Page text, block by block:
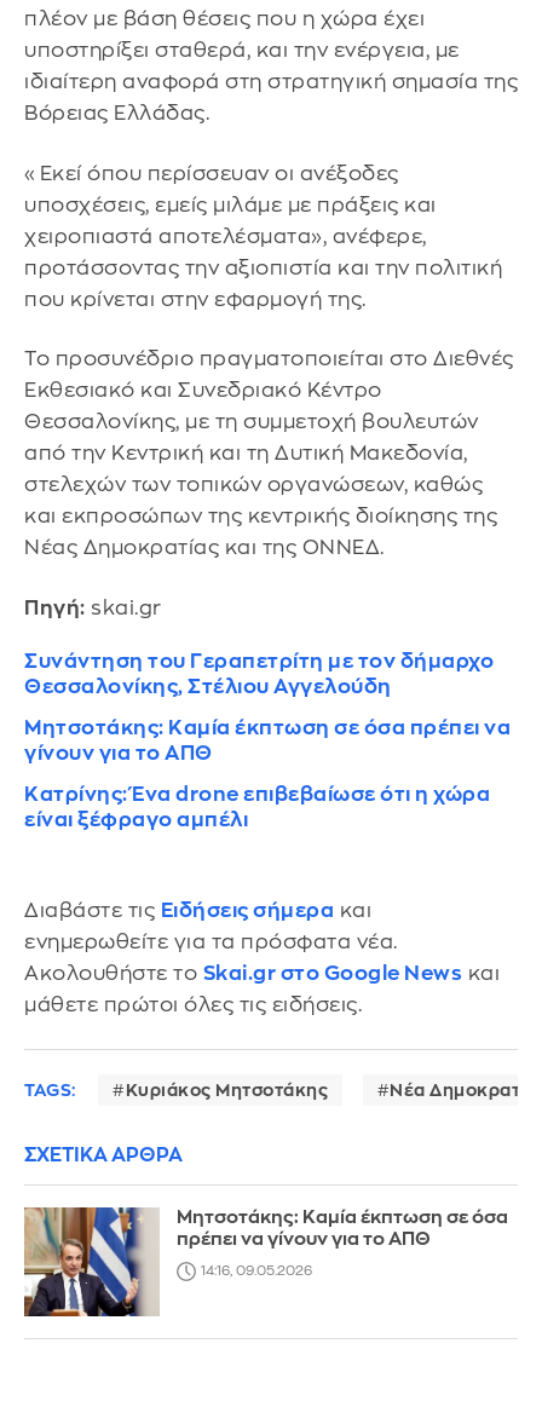
πλέον με βάση θέσεις που η χώρα έχει
υποστηρίξει σταθερά, και την ενέργεια, με
ιδιαίτερη αναφορά στη στρατηγική σημασία της
Βόρειας Ελλάδας.
«Εκεί όπου περίσσευαν οι ανέξοδες
υποσχέσεις, εμείς μιλάμε με πράξεις και
χειροπιαστά αποτελέσματα», ανέφερε,
προτάσσοντας την αξιοπιστία και την πολιτική
που κρίνεται στην εφαρμογή της.
Το προσυνέδριο πραγματοποιείται στο Διεθνές
Εκθεσιακό και Συνεδριακό Κέντρο
Θεσσαλονίκης, με τη συμμετοχή βουλευτών
από την Κεντρική και τη Δυτική Μακεδονία,
στελεχών των τοπικών οργανώσεων, καθώς
και εκπροσώπων της κεντρικής διοίκησης της
Νέας Δημοκρατίας και της ΟΝΝΕΔ.
Πηγή: skai.gr
Συνάντηση του Γεραπετρίτη με τον δήμαρχο
Θεσσαλονίκης, Στέλιου Αγγελούδη
Μητσοτάκης: Καμία έκπτωση σε όσα πρέπει να
γίνουν για το ΑΠΘ
Κατρίνης: Ένα drone επιβεβαίωσε ότι η χώρα
είναι ξέφραγο αμπέλι
Διαβάστε τις Ειδήσεις σήμερα και
ενημερωθείτε για τα πρόσφατα νέα.
Ακολουθήστε το Skai.gr στο Google News και
μάθετε πρώτοι όλες τις ειδήσεις.
TAGS: Κυριάκος Μητσοτάκης Νέα Δημοκρατία
ΣΧΕΤΙΚΑ ΑΡΘΡΑ
Μητσοτάκης: Καμία έκπτωση σε όσα
πρέπει να γίνουν για το ΑΠΘ
14:16, 09.05.2026